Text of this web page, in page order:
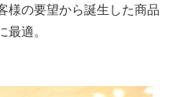
様の要望から誕生した商品
適。